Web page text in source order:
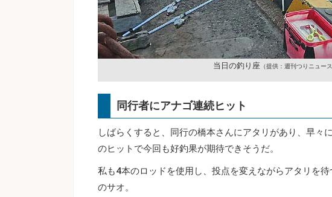
当日の釣り座 （提供：週刊つりニュー
同行者にアナゴ連続ヒット
しばらくすると、同行の橋本さんにアタリがあり、早々
のヒットで今回も好釣果が期待できそうだ。
私も4本のロッドを使用し、投点を変えながらアタリを
のサオ。